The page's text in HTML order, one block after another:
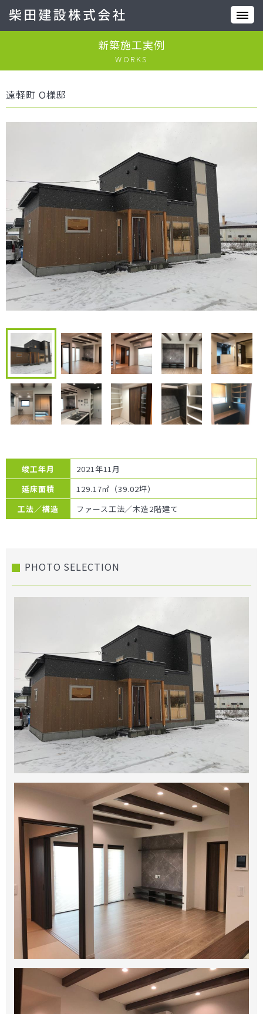
新築施工実例
WORKS
遠軽町 O様邸
竣工年月
2021年11月
延床面積
129.17㎡（39.02坪）
工法／構造
ファース工法／木造2階建て
PHOTO SELECTION